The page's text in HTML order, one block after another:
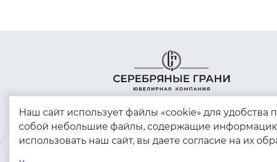
Copyright © 2023 - 2026. Серебряные грани,
Наш сайт использует файлы «cookie» для удобства
собой небольшие файлы, содержащие
использовать наш сайт, вы даете согласие на их